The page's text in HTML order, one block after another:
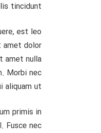
tincidunt.
est leo
amet dolor
amet nulla
Morbi nec
ut.
primis in
Fusce nec